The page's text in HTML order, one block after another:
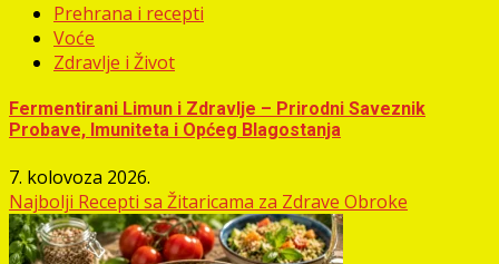
Prehrana i recepti
Voće
Zdravlje i Život
Fermentirani Limun i Zdravlje – Prirodni Saveznik
Probave, Imuniteta i Općeg Blagostanja
7. kolovoza 2026.
Najbolji Recepti sa Žitaricama za Zdrave Obroke